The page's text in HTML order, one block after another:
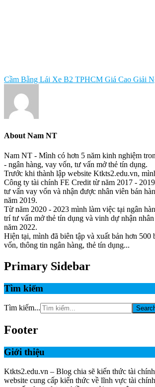
Cầm Bằng Lái Xe B2 TPHCM Giá Cao Giải
AboutNam NT
Nam NT - Mình có hơn 5 năm kinh nghiệm
- ngân hàng, vay vốn, tư vấn mở thẻ tín dụng.
Trước khi thành lập website Ktkts2.edu.vn,
Công ty tài chính FE Credit từ năm 2017 -
tư vấn vay vốn và nhận được nhân viên bán
năm 2019.
Từ năm 2020 - 2023 mình làm việc tại ngân
trí tư vấn mở thẻ tín dụng và vinh dự nhận
năm 2022.
Hiện tại, mình đã biên tập và xuất bản hơn 500
vốn, thông tin ngân hàng, thẻ tín dụng...
Primary Sidebar
Tìm kiếm
Tìm kiếm...
Footer
Giới thiệu
Ktkts2.edu.vn – Blog chia sẽ kiến thức tài
website cung cấp kiến thức về lĩnh vực tài